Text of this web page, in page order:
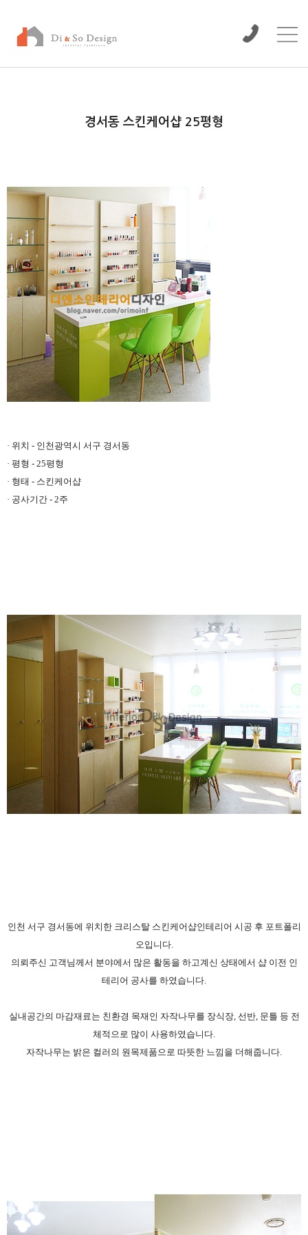
경서동 스킨케어샵 25평형
· 위치 - 인천광역시 서구 경서동
· 평형 - 25평형
· 형태 - 스킨케어샵
· 공사기간 - 2주
인천 서구 경서동에 위치한 크리스탈 스킨케어샵인테리어 시공 후 포트폴리
오입니다.
의뢰주신 고객님께서 분야에서 많은 활동을 하고계신 상태에서 샵 이전 인
테리어 공사를 하였습니다.
실내공간의 마감재료는 친환경 목재인 자작나무를 장식장, 선반, 문틀 등 전
체적으로 많이 사용하였습니다.
자작나무는 밝은 컬러의 원목제품으로 따뜻한 느낌을 더해줍니다.